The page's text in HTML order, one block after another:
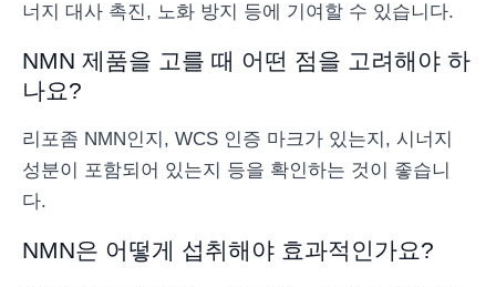
너지 대사 촉진, 노화 방지 등에 기여할 수 있습니다.
NMN 제품을 고를 때 어떤 점을 고려해야 하
나요?
리포좀 NMN인지, WCS 인증 마크가 있는지, 시너지
성분이 포함되어 있는지 등을 확인하는 것이 좋습니
다.
NMN은 어떻게 섭취해야 효과적인가요?